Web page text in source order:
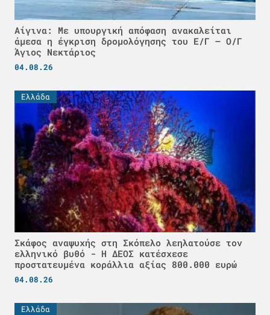
Αίγινα: Με υπουργική απόφαση ανακαλείται
άμεσα η έγκριση δρομολόγησης του Ε/Γ – Ο/Γ
Άγιος Νεκτάριος
04.08.26
Ελλάδα
Σκάφος αναψυχής στη Σκόπελο λεηλατούσε τον
ελληνικό βυθό - H ΔΕΟΣ κατέσχεσε
προστατευμένα κοράλλια αξίας 800.000 ευρώ
04.08.26
Ελλάδα